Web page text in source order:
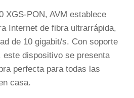
XGS-PON, AVM establece
Internet de fibra ultrarrápida,
de 10 gigabit/s. Con soporte
dispositivo se presenta
perfecta para todas las
casa.